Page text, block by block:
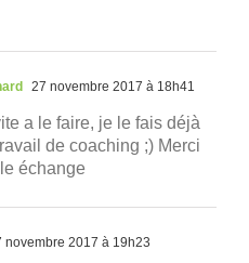
27 novembre 2017 à 18h41
a le faire, je le fais déjà
de coaching ;) Merci
échange
novembre 2017 à 19h23